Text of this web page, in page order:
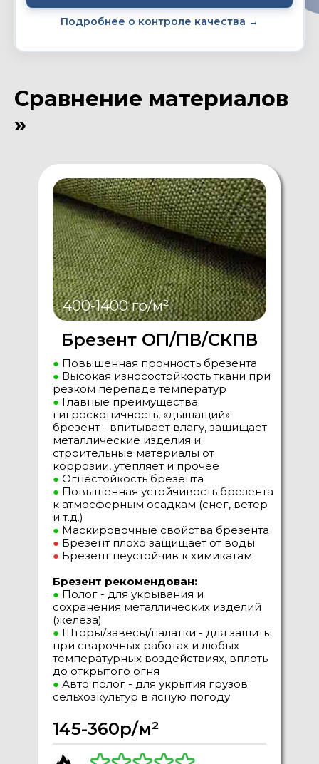
Подробнее о контроле качества →
Сравнение материалов
»
145-360р/м²
Брезент ОП/ПВ/СКПВ
● Повышенная прочность брезента
● Высокая износостойкость ткани при
резком перепаде температур
● Главные преимущества:
гигроскопичность, «дышащий»
брезент - впитывает влагу, защищает
металлические изделия и
строительные материалы от
коррозии, утепляет и прочее
● Огнестойкость брезента
● Повышенная устойчивость брезента
к атмосферным осадкам (снег, ветер
и т.д.)
● Маскировочные свойства брезента
● Брезент плохо защищает от воды
● Брезент неустойчив к химикатам
Брезент рекомендован:
● Полог - для укрывания и
сохранения металлических изделий
(железа)
● Шторы/завесы/палатки - для защиты
при сварочных работах и любых
температурных воздействиях, вплоть
до открытого огня
● Авто полог - для укрытия грузов
сельхозкультур в ясную погоду
400-1400 гр/м²